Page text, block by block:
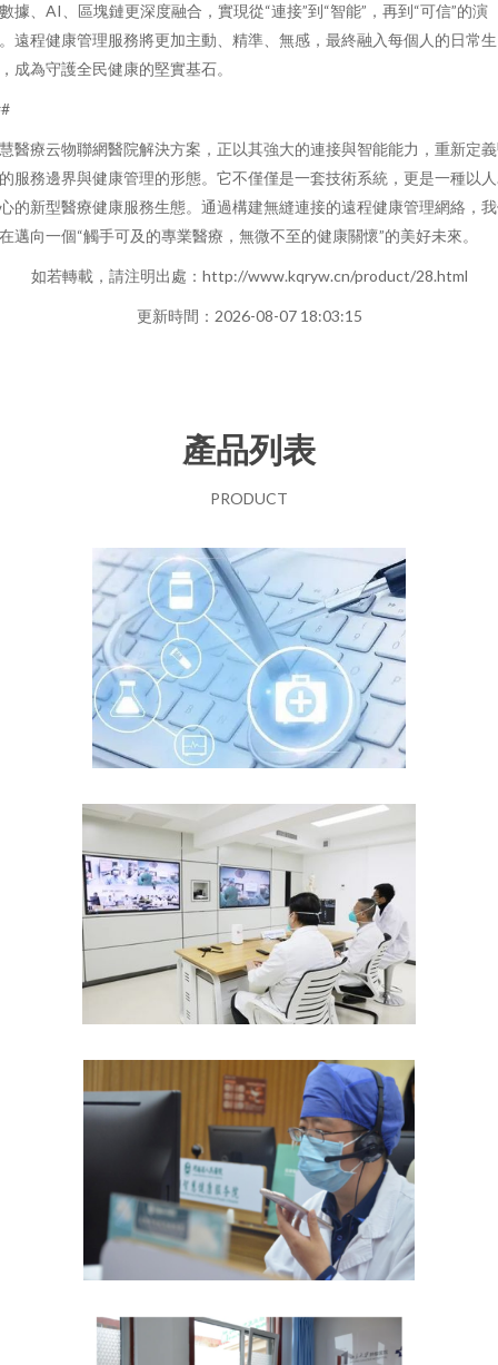
據、AI、區塊鏈更深度融合，實現從“連接”到“智能”，再到“可信”的演
遠程健康管理服務將更加主動、精準、無感，最終融入每個人的日常生
成為守護全民健康的堅實基石。
醫療云物聯網醫院解決方案，正以其強大的連接與智能能力，重新定
服務邊界與健康管理的形態。它不僅僅是一套技術系統，更是一種以
的新型醫療健康服務生態。通過構建無縫連接的遠程健康管理網絡，
邁向一個“觸手可及的專業醫療，無微不至的健康關懷”的美好未來。
如若轉載，請注明出處：http://www.kqryw.cn/product/28.html
更新時間：2026-08-07 18:03:15
產品列表
PRODUCT